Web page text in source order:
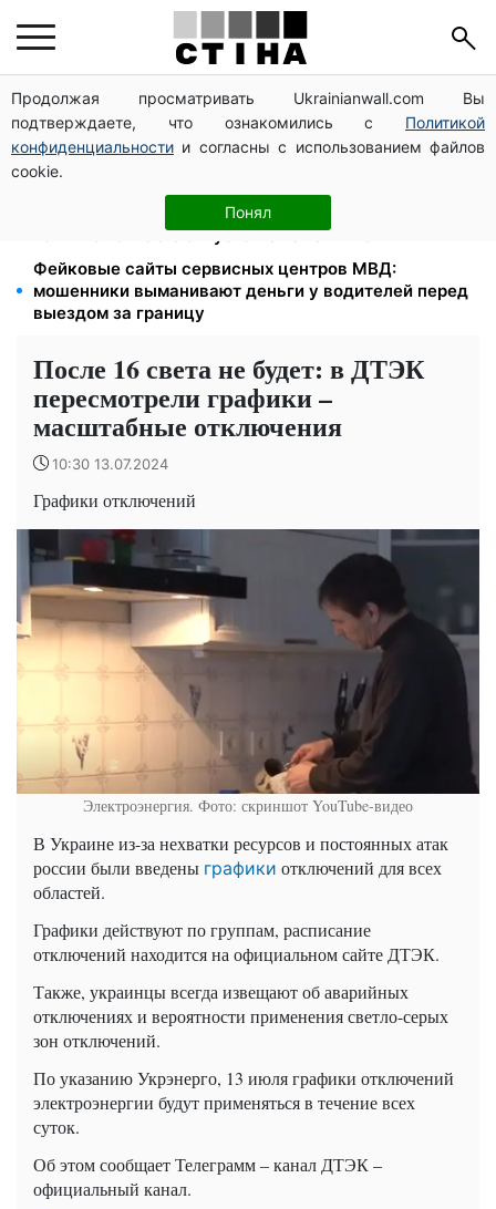
Продолжая просматривать Ukrainianwall.com Вы
подтверждаете, что ознакомились с Политикой
конфиденциальности и согласны с использованием файлов
cookie.
Понял
Тарифы Киевстар и Vodafone подешевели до 50%:
сколько стоит связь в августе
До 19 400 грн на дрова: ПФУ принимает заявления
на субсидию для владельцев печного отопления
Бензин от 77,90 грн, дизель до 97,90: цены на
топливо на АЗС 8 августа не изменились
Фейковые сайты сервисных центров МВД:
мошенники выманивают деньги у водителей перед
выездом за границу
После 16 света не будет: в ДТЭК
пересмотрели графики –
масштабные отключения
10:30 13.07.2024
Графики отключений
Электроэнергия. Фото: скриншот YouTube-видео
В Украине из-за нехватки ресурсов и постоянных атак
россии были введены графики отключений для всех
областей.
Графики действуют по группам, расписание
отключений находится на официальном сайте ДТЭК.
Также, украинцы всегда извещают об аварийных
отключениях и вероятности применения светло-серых
зон отключений.
По указанию Укрэнерго, 13 июля графики отключений
электроэнергии будут применяться в течение всех
суток.
Об этом сообщает Телеграмм – канал ДТЭК –
официальный канал.